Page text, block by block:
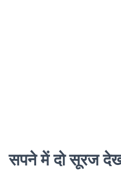
सपने में दो सूरज